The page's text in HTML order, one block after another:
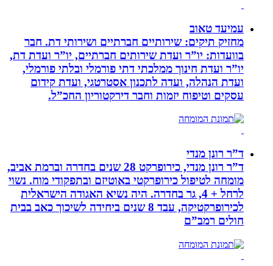
עמיעד טאוב
מחזיק תיקים: שירותיים חברתיים ושירותי דת. חבר
בוועדות: יו”ר ועדת שירותים חברתיים, יו”ר ועדת דת,
יו”ר ועדת חינוך ממלכתי דתי פורמלי ובלתי פורמלי,
ועדת הנהלה, ועדה לתכנון אסטרטגי, ועדת קידום
עסקים וטיפוח יזמות וחבר דירקטוריון החכ”ל.
ד”ר רונן מנדי
ד”ר רונן מנדי, כירופרקט 28 שנים בחדרה וברמת אביב,
מומחה לטיפול כירופרקטי באוטיזם ובתפקודי מוח. נשוי
לרחל + 4, גר בחדרה. היה נשיא האגודה הישראלית
לכירופרקטיקה, עבד 8 שנים ביחידה לשיכוך כאב בבית
חולים רמב”ם